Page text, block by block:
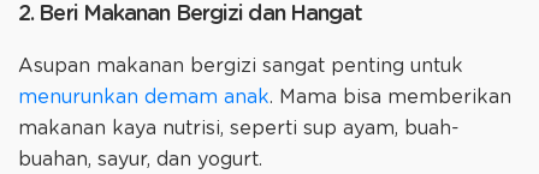
2. Beri Makanan Bergizi dan Hangat
Asupan makanan bergizi sangat penting untuk
menurunkan demam anak. Mama bisa memberikan
makanan kaya nutrisi, seperti sup ayam, buah-
buahan, sayur, dan yogurt.